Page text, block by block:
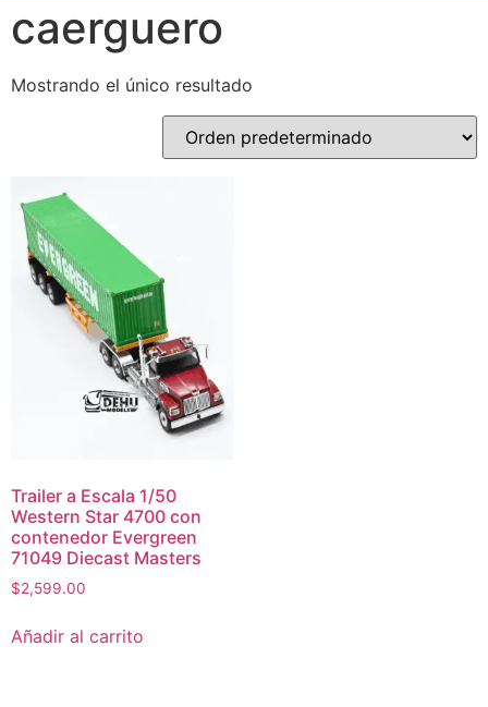
caerguero
Mostrando el único resultado
Trailer a Escala 1/50
Western Star 4700 con
contenedor Evergreen
71049 Diecast Masters
$2,599.00
Añadir al carrito